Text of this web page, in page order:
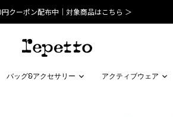
クーポン配布中｜対象商品はこちら ＞
バッグ&アクセサリー アクティブウェア